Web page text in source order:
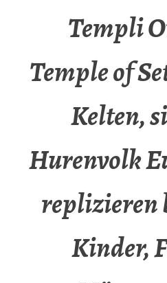
Templi
Temple of
Kelten,
Hurenvolk
replizieren
Kinder,